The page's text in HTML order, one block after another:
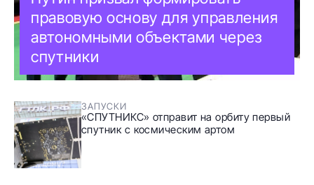
правовую основу для управления
автономными объектами через
спутники
ЗАПУСКИ
«СПУТНИКС» отправит на орбиту первый
спутник с космическим артом